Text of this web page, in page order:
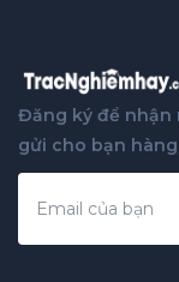
Đăng ký để nhận
gửi cho bạn